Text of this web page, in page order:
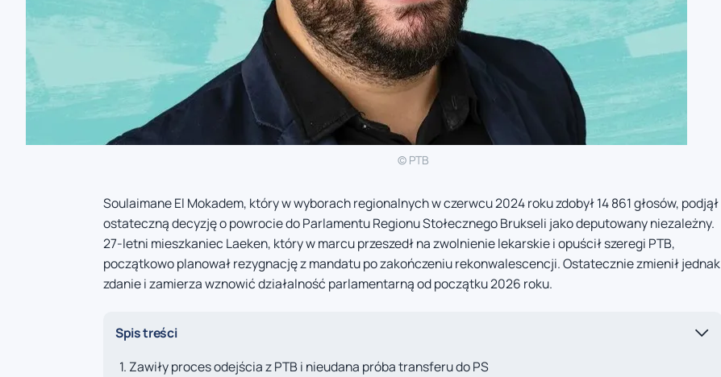
© PTB
Soulaimane El Mokadem, który w wyborach regionalnych w czerwcu 2024 roku zdobył 14 861 głosów, podjął
ostateczną decyzję o powrocie do Parlamentu Regionu Stołecznego Brukseli jako deputowany niezależny.
27-letni mieszkaniec Laeken, który w marcu przeszedł na zwolnienie lekarskie i opuścił szeregi PTB,
początkowo planował rezygnację z mandatu po zakończeniu rekonwalescencji. Ostatecznie zmienił jednak
zdanie i zamierza wznowić działalność parlamentarną od początku 2026 roku.
Spis treści
Zawiły proces odejścia z PTB i nieudana próba transferu do PS